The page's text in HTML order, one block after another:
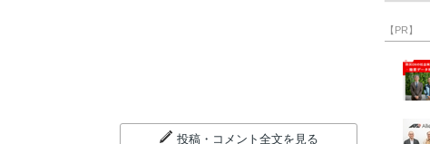
投稿・コメント全文を見る
【PR】